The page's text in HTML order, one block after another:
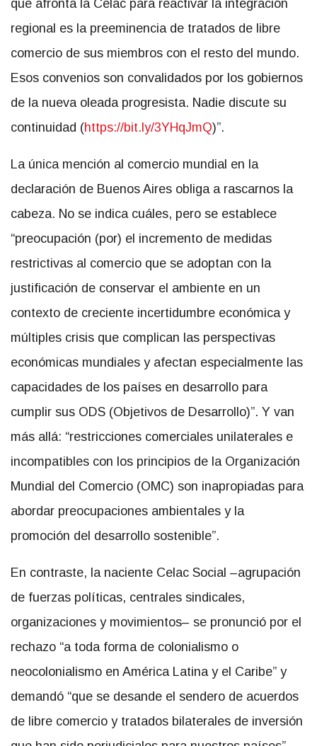
que afronta la Celac para reactivar la integración
regional es la preeminencia de tratados de libre
comercio de sus miembros con el resto del mundo.
Esos convenios son convalidados por los gobiernos
de la nueva oleada progresista. Nadie discute su
continuidad (https://bit.ly/3YHqJmQ)”.
La única mención al comercio mundial en la
declaración de Buenos Aires obliga a rascarnos la
cabeza. No se indica cuáles, pero se establece
“preocupación (por) el incremento de medidas
restrictivas al comercio que se adoptan con la
justificación de conservar el ambiente en un
contexto de creciente incertidumbre económica y
múltiples crisis que complican las perspectivas
económicas mundiales y afectan especialmente las
capacidades de los países en desarrollo para
cumplir sus ODS (Objetivos de Desarrollo)”. Y van
más allá: “restricciones comerciales unilaterales e
incompatibles con los principios de la Organización
Mundial del Comercio (OMC) son inapropiadas para
abordar preocupaciones ambientales y la
promoción del desarrollo sostenible”.
En contraste, la naciente Celac Social –agrupación
de fuerzas políticas, centrales sindicales,
organizaciones y movimientos– se pronunció por el
rechazo “a toda forma de colonialismo o
neocolonialismo en América Latina y el Caribe” y
demandó “que se desande el sendero de acuerdos
de libre comercio y tratados bilaterales de inversión